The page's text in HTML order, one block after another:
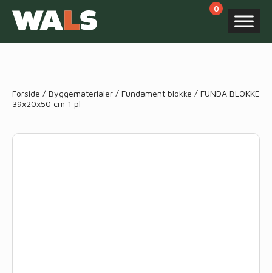
Forside / Byggematerialer / Fundament blokke / FUNDA BLOKKE
39x20x50 cm 1 pl